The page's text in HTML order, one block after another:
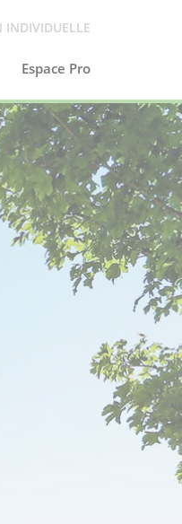
INDIVIDUELLE
Espace Pro